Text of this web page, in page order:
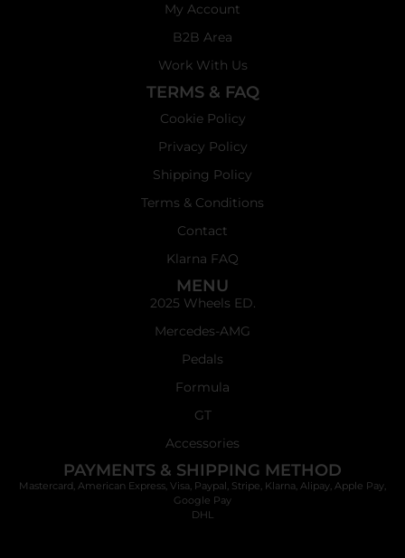
My Account
B2B Area
Work With Us
TERMS & FAQ
Cookie Policy
Privacy Policy
Shipping Policy
Terms & Conditions
Contact
Klarna FAQ
MENU
2025 Wheels ED.
Mercedes-AMG
Pedals
Formula
GT
Accessories
PAYMENTS & SHIPPING METHOD
Mastercard, American Express, Visa, Paypal, Stripe, Klarna, Alipay, Apple Pay,
Google Pay
DHL